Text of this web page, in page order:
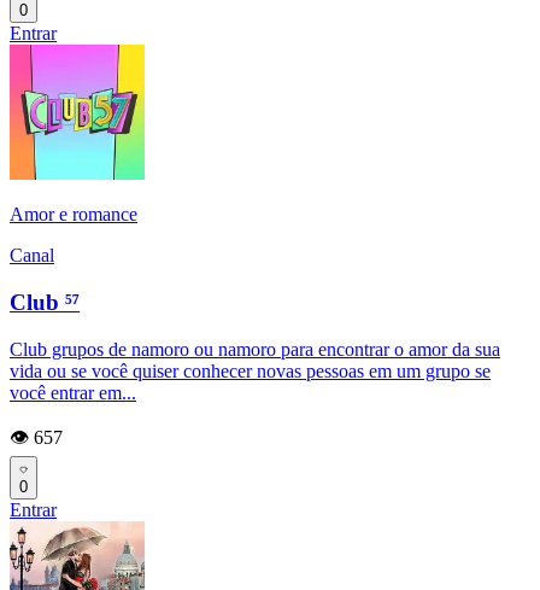
0
Entrar
Amor e romance
Canal
Club ⁵⁷
Club grupos de namoro ou namoro para encontrar o amor da sua
vida ou se você quiser conhecer novas pessoas em um grupo se
você entrar em...
👁️ 657
0
Entrar